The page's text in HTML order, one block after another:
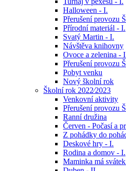
Halloween - I.
Přerušení provozu
Přírodní materiál - I.
Svatý Martin - I.
Návštěva knihovny
Ovoce a zelenina -
Přerušení provozu
Pobyt venku
Nový školní rok
Školní rok 2022⁄2023
Venkovní aktivity
Přerušení provozu
Ranní družina
Červen - Počasí a
Z pohádky do
Deskové hry - I.
Rodina a domov - I.
Maminka má